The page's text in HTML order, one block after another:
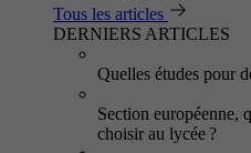
Tous les articles
DERNIERS ARTICLES
Quelles études pour
Section européenne,
choisir au lycée ?